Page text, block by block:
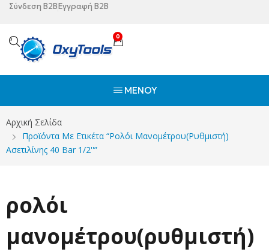
Σύνδεση B2BΕγγραφή B2B
0
ΜΕΝΟΎ
Αρχική Σελίδα
Προϊόντα Με Ετικέτα “ρολόι Μανομέτρου(ρυθμιστή)
Ασετιλίνης 40 Bar 1/2''”
ρολόι
μανομέτρου(ρυθμιστή)